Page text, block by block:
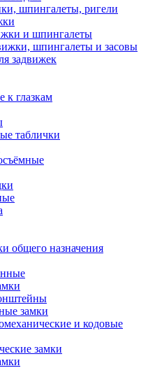
шпингалеты, ригели
и шпингалеты
шпингалеты и засовы
задвижек
к глазкам
таблички
общего назначения
замки
и кодовые
замки